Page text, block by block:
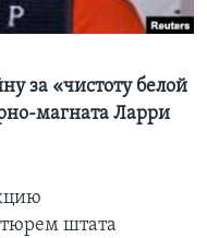
за «чистоту белой
магната Ларри
штата